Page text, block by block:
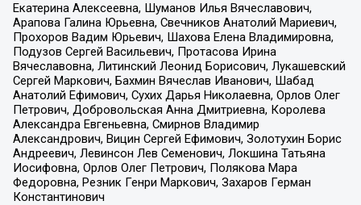
Екатерина Алексеевна, Шуманов Илья Вячеславович,
Арапова Галина Юрьевна, Свечников Анатолий Мариевич,
Прохоров Вадим Юрьевич, Шахова Елена Владимировна,
Подузов Сергей Васильевич, Протасова Ирина
Вячеславовна, Литинский Леонид Борисович, Лукашевский
Сергей Маркович, Бахмин Вячеслав Иванович, Шабад
Анатолий Ефимович, Сухих Дарья Николаевна, Орлов Олег
Петрович, Добровольская Анна Дмитриевна, Королева
Александра Евгеньевна, Смирнов Владимир
Александрович, Вицин Сергей Ефимович, Золотухин Борис
Андреевич, Левинсон Лев Семенович, Локшина Татьяна
Иосифовна, Орлов Олег Петрович, Полякова Мара
Федоровна, Резник Генри Маркович, Захаров Герман
Константинович